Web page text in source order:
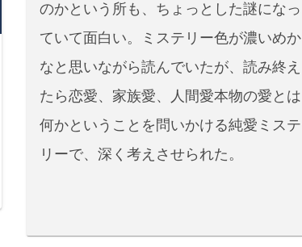
のかという所も、ちょっとした謎になっ
ていて面白い。ミステリー色が濃いめか
なと思いながら読んでいたが、読み終え
たら恋愛、家族愛、人間愛本物の愛とは
何かということを問いかける純愛ミステ
リーで、深く考えさせられた。